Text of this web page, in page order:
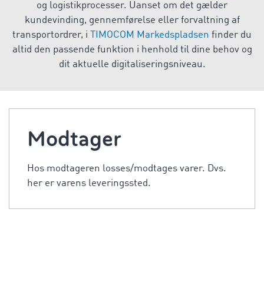
og logistikprocesser. Uanset om det gælder
kundevinding, gennemførelse eller forvaltning af
transportordrer, i
TIMOCOM Markedspladsen finder du
altid den passende funktion i henhold til dine behov og
dit aktuelle digitaliseringsniveau.
Modtager
Hos modtageren losses/modtages varer. Dvs.
her er varens leveringssted.